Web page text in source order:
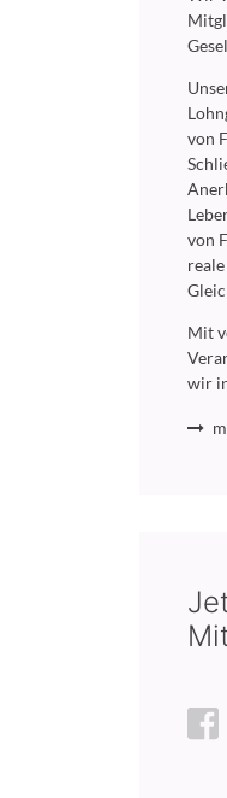
von
von
Mit
wir